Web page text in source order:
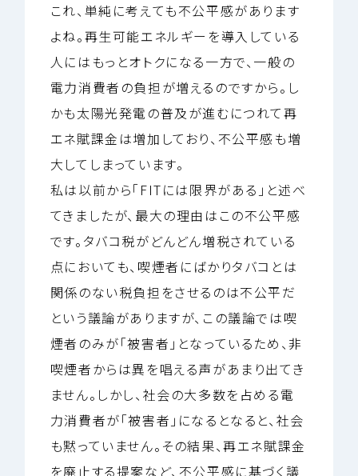
これ、単純に考えても不公平感があります
よね。再生可能エネルギーを導入している
人にはもっとオトクになる一方で、一般の
電力消費者の負担が増えるのですから。し
かも太陽光発電の普及が進むにつれて再
エネ賦課金は増加しており、不公平感も増
大してしまっています。
私は以前から「FITには限界がある」と述べ
てきましたが、最大の理由はこの不公平感
です。タバコ税がどんどん増税されている
点においても、喫煙者にばかりタバコとは
関係のない税負担をさせるのは不公平だ
という議論がありますが、この議論では喫
煙者のみが「被害者」となっているため、非
喫煙者からは異を唱える声があまり出てき
ません。しかし、社会の大多数を占める電
力消費者が「被害者」になるとなると、社会
も黙っていません。その結果、再エネ賦課金
を廃止する提案など、不公平感に基づく議